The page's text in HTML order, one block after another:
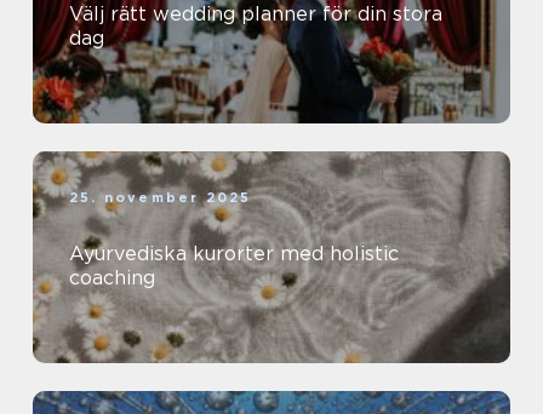
Välj rätt wedding planner för din stora
dag
25. november 2025
Ayurvediska kurorter med holistic
coaching